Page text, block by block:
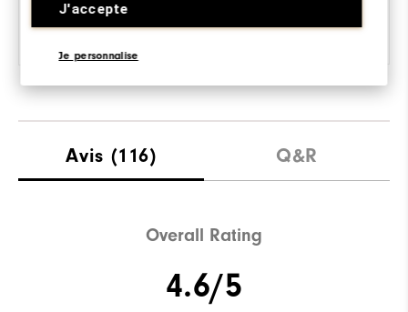
J'accepte
Je personnalise
Avis (116) Q&R
Overall Rating
4.6/5